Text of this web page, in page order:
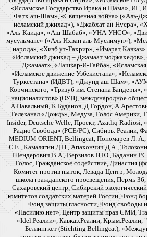
«Исламское Государство Ирака и Шама»,
Фатх аш-Шам», «Священная война» («Аль-
исламский джихад»), «Джабхат ан-Нусра»,
«Аль-Каида», «Аш-Шабаб», «УНА-УНСО»,
мусульмане» («Аль-Ихван аль-Муслимун»),
народа», «Хизб ут-Тахрир», «Имарат
«Исламский джихад – Джамаат
Джамаат», «Лашкар-И-Тайба», «Исламская
«Исламское движение Узбекистана»,
Туркестана» (ИДВТ), «Джунд аш-Шам», «АУМ
Корчинского, «Тризуб им. Степана Бандеры»,
националистов» (ОУН), международное
А.Навальный, К.Буданов, Д.Гордон,
Телеканал «Дождь», Медуза, Голос Америки,
Insider, Deutsche Welle, Проект, Azatliq Radiosi,
Радио Свобода» (PCE/PC), Сибирь. Реалии,
MEDIUM-ORIENT, Bellingcat, Пономарев Л.
С.Е., Камалягин Д.Н., Апахончич Д.А.,
Шендерович В.А., Верзилов П.Ю., Баданин
Голос, Гражданское содействие, Династия
Комитет против пыток, Левада-Центр,
школа гражданского просвещения, Пермь-
Сахаровский центр, Сибирский
комитетов солдатских матерей России, Фонд
Фонд защиты гласности, Фонд свободы
«Насилию.нет», Центр защиты прав СМИ,
«Idel.Реалии», Кавказ.Реалии,
Беллингкет (Stichting Bellingcat),